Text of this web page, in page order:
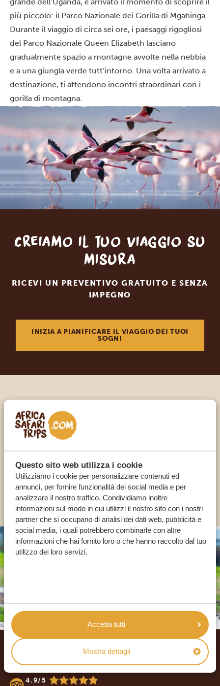
Questo sito web utilizza i cookie
Utilizziamo i cookie per personalizzare contenuti ed
annunci, per fornire funzionalità dei social media e per
analizzare il nostro traffico. Condividiamo inoltre
informazioni sul modo in cui utilizzi il nostro sito con i nostri
partner che si occupano di analisi dei dati web, pubblicità e
social media, i quali potrebbero combinarle con altre
informazioni che hai fornito loro o che hanno raccolto dal tuo
utilizzo dei loro servizi.
Accetta tutti
Mostra dettagli
più piccolo: il Parco Nazionale dei Gorilla di Mgahinga.
Durante il viaggio di circa sei ore, i paesaggi rigogliosi
del Parco Nazionale Queen Elizabeth lasciano
gradualmente spazio a montagne avvolte nella nebbia
e a una giungla verde tutt’intorno. Una volta arrivato a
destinazione, ti attendono incontri straordinari con i
gorilla di montagna.
Creiamo il tuo viaggio su
misura
RICEVI UN PREVENTIVO GRATUITO E SENZA
IMPEGNO
INIZIA A PIANIFICARE IL VIAGGIO DEI TUOI
SOGNI
Chiama un esperto
I NOSTRI SPECIALISTI SONO QUI PER TE
IT:+39 0694806854
ALTRI PAESI
Footer
I NOSTRI CLIENTI RACCOMANDANO
VIAGGI AFRICA SAFARI
4.9/5